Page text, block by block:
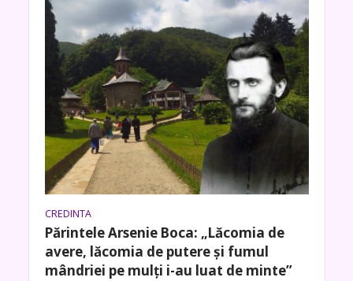
CREDINTA
Părintele Arsenie Boca: „Lăcomia de
avere, lăcomia de putere şi fumul
mândriei pe mulţi i-au luat de minte”